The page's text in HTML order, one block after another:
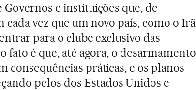
e instituições que, de
vez que um novo país, como o Irã
para o clube exclusivo das
fato é que, até agora, o desarmamento
consequências práticas, e os planos
pelos dos Estados Unidos e